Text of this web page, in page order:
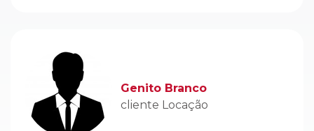
Genito Branco
cliente Locação